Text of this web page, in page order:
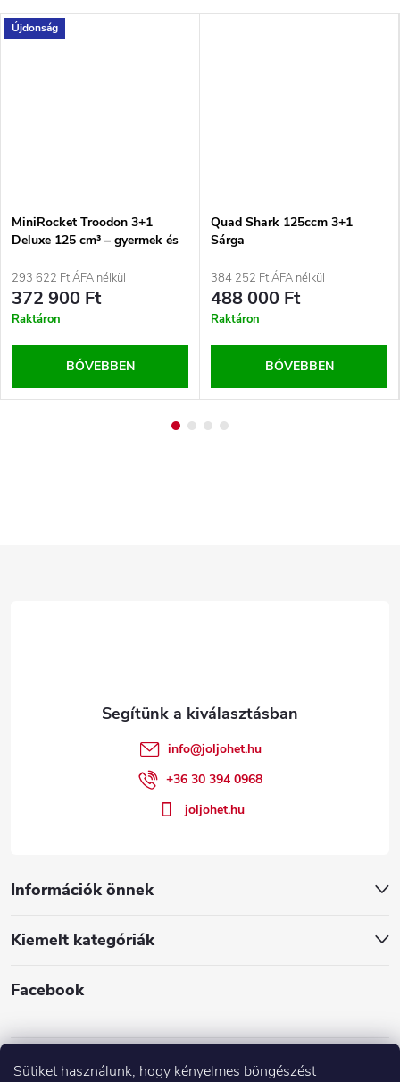
Sütiket használunk, hogy kényelmes böngészést
Újdonság
MiniRocket Troodon 3+1
Deluxe 125 cm³ – gyermek és
váltóval Fekete-kék
293 622 Ft ÁFA nélkül
372 900 Ft
Raktáron
BŐVEBBEN
Quad Shark 125ccm 3+1
Sárga
384 252 Ft ÁFA nélkül
488 000 Ft
Raktáron
BŐVEBBEN
Információk önnek
Kiemelt kategóriák
Facebook
info@joljohet.hu
+36 30 394 0968
joljohet.hu